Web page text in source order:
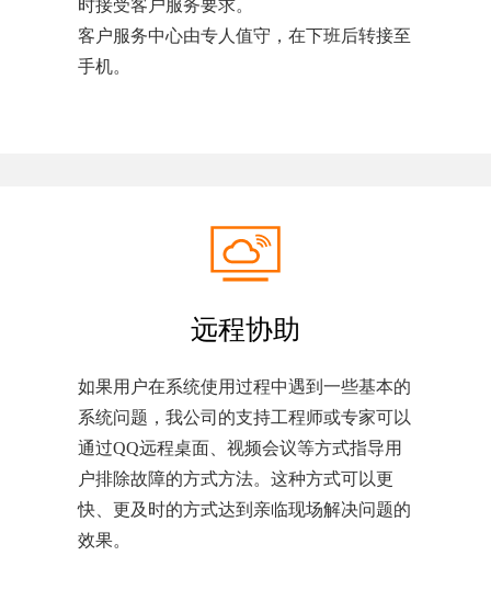
时接受客户服务要求。
客户服务中心由专人值守，在下班后转接至
手机。
远程协助
如果用户在系统使用过程中遇到一些基本的
系统问题，我公司的支持工程师或专家可以
通过QQ远程桌面、视频会议等方式指导用
户排除故障的方式方法。这种方式可以更
快、更及时的方式达到亲临现场解决问题的
效果。